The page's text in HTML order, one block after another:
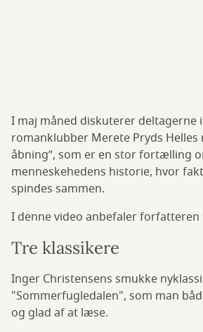
I maj måned diskuterer deltagerne
romanklubber Merete Pryds Helles
åbning”, som er en stor fortælling
menneskehedens historie, hvor
spindes sammen.
I denne video anbefaler forfatteren
Tre klassikere
Inger Christensens smukke
"Sommerfugledalen", som man
og glad af at læse.